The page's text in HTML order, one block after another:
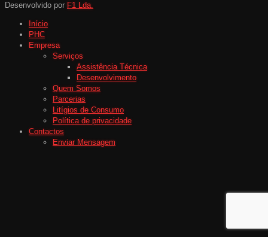
Desenvolvido por F1 Lda.
Início
PHC
Empresa
Serviços
Assistência Técnica
Desenvolvimento
Quem Somos
Parcerias
Litígios de Consumo
Política de privacidade
Contactos
Enviar Mensagem